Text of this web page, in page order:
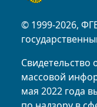
© 1999-2026,
Свидетельство
массовой
мая 2022 года